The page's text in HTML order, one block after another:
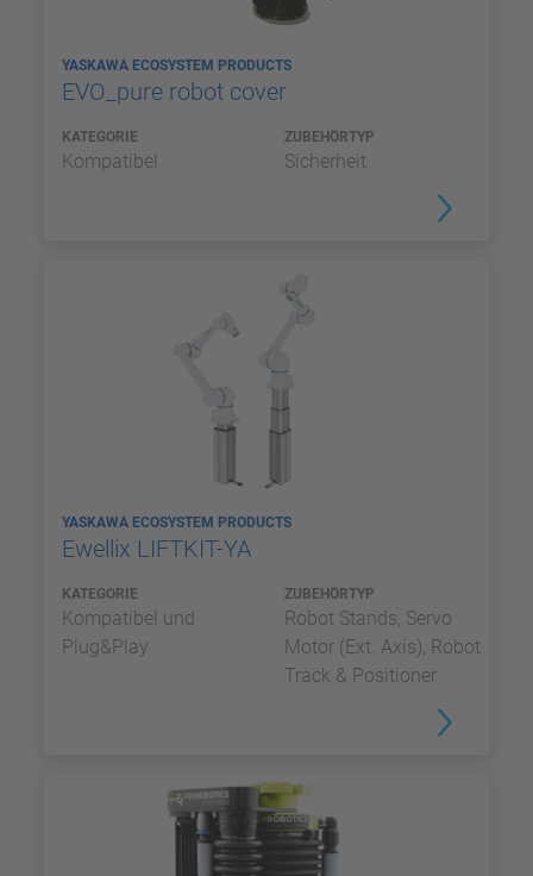
YASKAWA ECOSYSTEM PRODUCTS
EVO_pure robot cover
KATEGORIE
Kompatibel
ZUBEHÖRTYP
Sicherheit
YASKAWA ECOSYSTEM PRODUCTS
Ewellix LIFTKIT-YA
KATEGORIE
Kompatibel und
Plug&Play
ZUBEHÖRTYP
Robot Stands, Servo
Motor (Ext. Axis), Robot
Track & Positioner